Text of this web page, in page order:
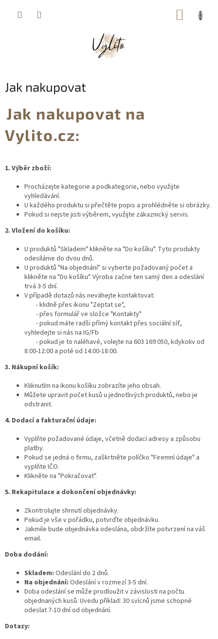
Jak nakupovat
Jak nakupovat na
Vylito.cz:
1. Výběr zboží:
Procházejte kategorie a podkategorie, nebo využijte
vyhledávání.
U každého produktu si přečtěte popis a prohlédněte si obrázky.
Pokud si nejste jisti výběrem, využijte zákaznický servis.
2. Vložení do košíku:
U produktů "Skladem" klikněte na "Do košíku". Tyto produkty
odesíláme do dvou dnů.
U produktů "Na objednání" si vyberte požadovaný počet a
klikněte na "Do košíku". Výroba začne ten samý den a odeslání
trvá 3-5 dní.
V případě dotazů nás neváhejte kontaktovat:
- klidně přes ikonu "Zeptat se",
- přes formulář ve složce "Kontakty"
- pokud máte radši přímý kontakt přes sociální síť,
vyhledejte si nás na IG/Fb
- pokud je to naléhavé, volejte na 603 169 050, kdykoliv od
8:00-12:00 a poté od 14:00-18:00.
3. Nákupní košík:
Kliknutím na ikonu košíku zobrazíte jeho obsah.
Můžete upravit počet kusů u jednotlivých produktů, nebo je
odstranit.
4. Dodací a fakturační údaje:
Vyplňte požadované údaje, včetně dodací adresy a způsobu
platby.
Pokud se jedná o firmu, zaškrtněte políčko "Firemní údaje" a
vyplňte IČO.
Klikněte na "Pokračovat".
5. Rekapitulace a dokončení objednávky:
Zkontrolujte shrnutí objednávky.
Pokud je vše v pořádku, potvrďte objednávku.
Jakmile bude objednávka odeslána, obdržíte potvrzení na váš
email.
Doba dodání:
Skladem: Odeslání do 2 dnů.
Na objednání: Odeslání v rozmezí 3-5 dní.
Doba odeslání se může prodloužit v závislosti na počtu
objednaných kusů. Uvedu příklad: 30 svícnů jsme schopné
odeslat 7-10 dní od objednání.
Dotazy: